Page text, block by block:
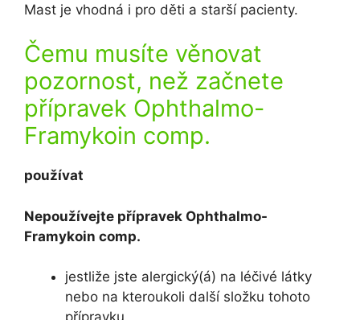
Mast je vhodná i pro děti a starší pacienty.
Čemu musíte věnovat
pozornost, než začnete
přípravek Ophthalmo-
Framykoin comp.
používat
Nepoužívejte přípravek Ophthalmo-
Framykoin comp.
jestliže jste alergický(á) na léčivé látky
nebo na kteroukoli další složku tohoto